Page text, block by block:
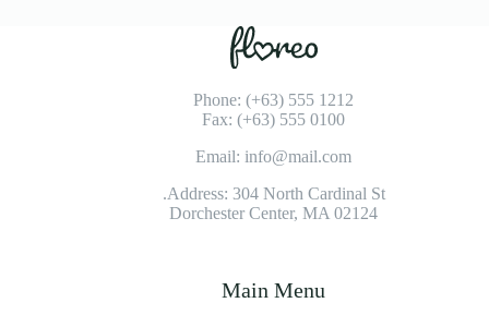
Phone: (+63) 555 1212
Fax: (+63) 555 0100
Email: info@mail.com
Address: 304 North Cardinal St.
Dorchester Center, MA 02124
Main Menu